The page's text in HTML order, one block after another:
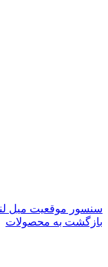
سنسور موقعیت میل لنگ
بازگشت به محصولات